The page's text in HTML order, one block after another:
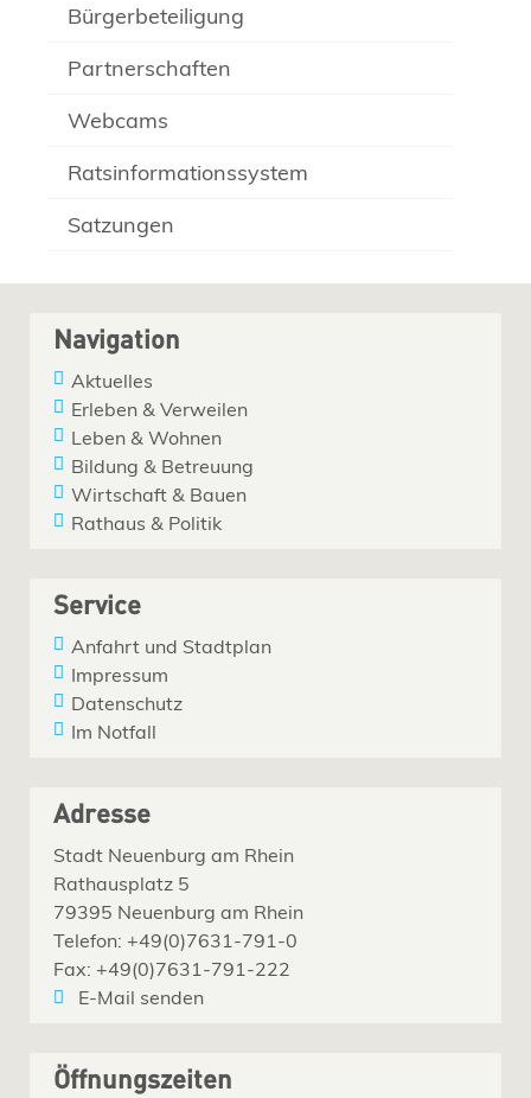
Bürgerbeteiligung
Partnerschaften
Webcams
Ratsinformationssystem
Satzungen
Navigation
Aktuelles
Erleben & Verweilen
Leben & Wohnen
Bildung & Betreuung
Wirtschaft & Bauen
Rathaus & Politik
Service
Anfahrt und Stadtplan
Impressum
Datenschutz
Im Notfall
Adresse
Stadt Neuenburg am Rhein
Rathausplatz 5
79395 Neuenburg am Rhein
Telefon: +49(0)7631-791-0
Fax: +49(0)7631-791-222
E-Mail senden
Öffnungszeiten